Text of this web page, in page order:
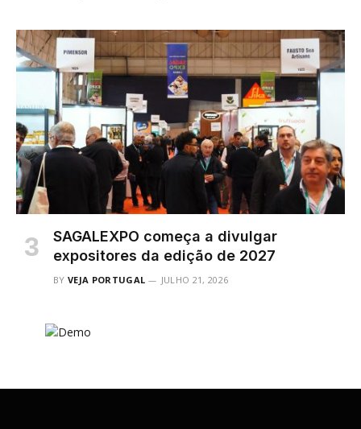
SAGALEXPO começa a divulgar
expositores da edição de 2027
BY VEJA PORTUGAL JULHO 21, 2026